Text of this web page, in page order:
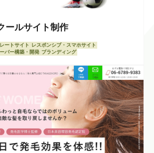
ールサイト制作
ートサイト
レスポンシブ・スマホサイト
バー構築・開発 ブランディング